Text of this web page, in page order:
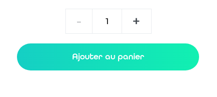
-
LR1
BXD
+
Ajouter au panier